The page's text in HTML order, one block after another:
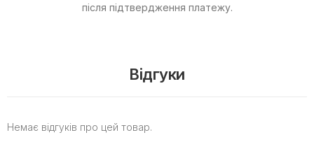
після підтвердження платежу.
Відгуки
Немає відгуків про цей товар.